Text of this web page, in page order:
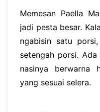
Memesan Paella
jadi pesta besar.
ngabisin satu
setengah porsi.
nasinya berwarna
yang sesuai selera.